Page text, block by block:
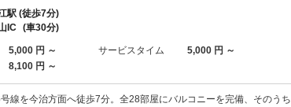
駅 (徒歩7分)
IC (車30分)
5,000 円 ～ サービスタイム
5,000 円 ～
8,100 円 ～
線を今治方面へ徒歩7分。全28部屋にバルコニーを完備、そのうち